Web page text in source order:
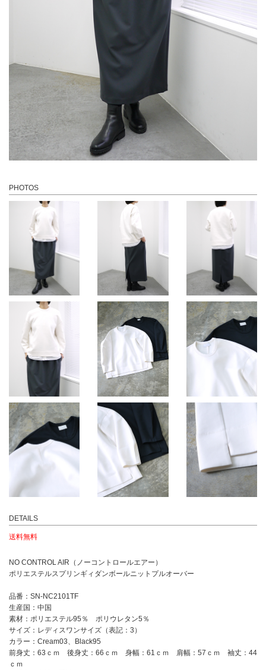
PHOTOS
DETAILS
送料無料
NO CONTROL AIR（ノーコントロールエアー）
ポリエステルスプリンギィダンボールニットプルオーバー
品番：SN-NC2101TF
生産国：中国
素材：ポリエステル95％ ポリウレタン5％
サイズ：レディスワンサイズ（表記：3）
カラー：Cream03、Black95
前身丈：63ｃｍ 後身丈：66ｃｍ 身幅：61ｃｍ 肩幅：57ｃｍ 袖丈：44
ｃｍ